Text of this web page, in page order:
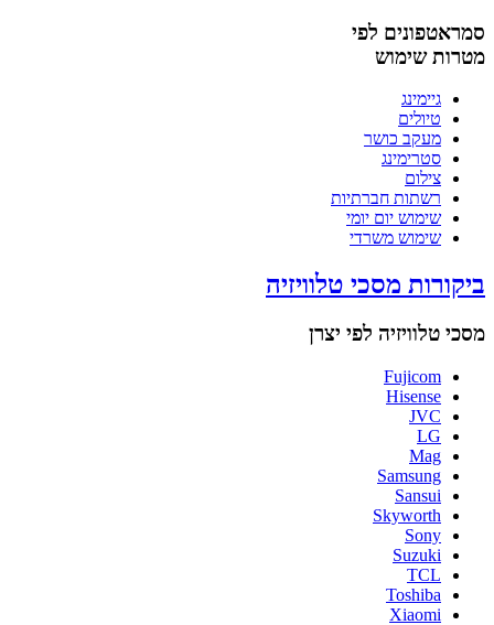
סמראטפונים לפי
מטרות שימוש
גיימינג
טיולים
מעקב כושר
סטרימינג
צילום
רשתות חברתיות
שימוש יום יומי
שימוש משרדי
ביקורות מסכי טלוויזיה
מסכי טלוויזיה לפי יצרן
Fujicom
Hisense
JVC
LG
Mag
Samsung
Sansui
Skyworth
Sony
Suzuki
TCL
Toshiba
Xiaomi